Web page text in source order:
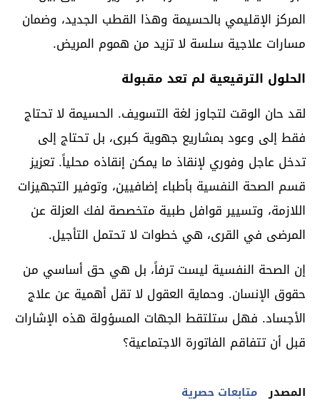
المركز الإقليمي بالحسيمة وهذا القطب الجديد، وضمان
مسارات علاجية سلسة لا تزيد من هموم المريض.
الحلول الترقيعية لم تعد مقبولة
لقد حان الوقت لتجاوز لغة التسويف. الحسيمة لا تحتاج
فقط إلى وعود بمشاريع جهوية كبرى، بل تحتاج إلى
تدخل عاجل وفوري لإنقاذ ما يمكن إنقاذه محلياً. تعزيز
قسم الصحة النفسية بأطباء إضافيين، وتوفير التجهيزات
اللازمة، وتسيير قوافل طبية متخصصة لفك العزلة عن
المرضى في القرى، هي خطوات لا تحتمل التأجيل.
إن الصحة النفسية ليست ترفاً، بل هي حق أساسي من
حقوق الإنسان. وحماية العقول لا تقل أهمية عن علاج
الأجساد. فهل ستلتقط الجهات المسؤولة هذه الإشارات
قبل أن تتفاقم الفاتورة الاجتماعية؟
المصدر متابعات حصرية